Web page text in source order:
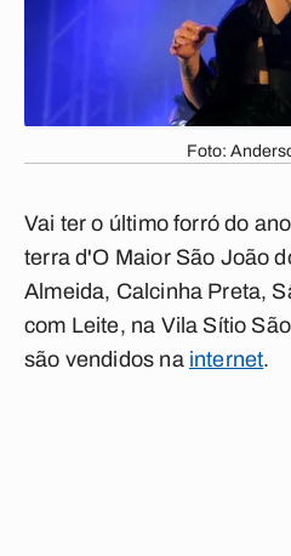
Foto:
Vai ter o último forró do
terra d'O Maior São João
Almeida, Calcinha Preta,
com Leite, na Vila Sítio
são vendidos na internet.